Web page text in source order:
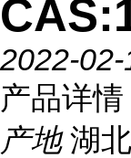
2022-02-
产品详情
产地 湖北